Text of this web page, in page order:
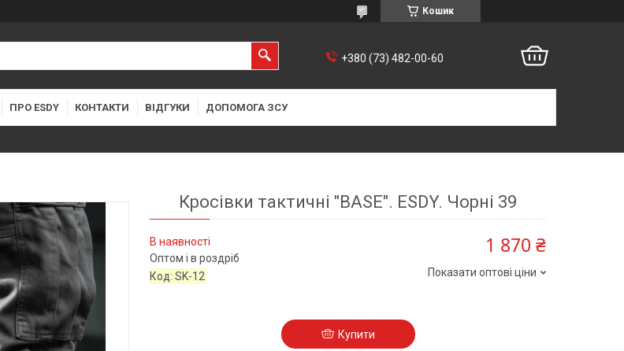
Кошик
+380 (73) 482-00-60
ПРО ESDY КОНТАКТИ ВІДГУКИ ДОПОМОГА ЗСУ
Кросівки тактичні "BASE". ESDY. Чорні 39
В наявності
Оптом і в роздріб
Код:SK-12
1 870 ₴
Показати оптові ціни
Купити